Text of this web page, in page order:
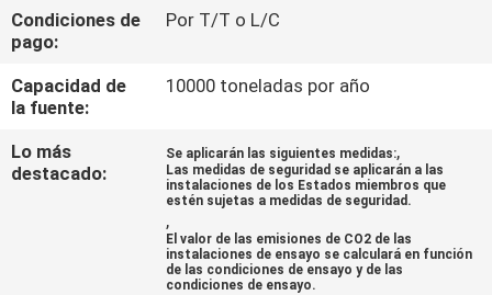
EN
CONTACTO
CON
NOTICIAS
Condiciones de
pago:
Por T/T o L/C
Capacidad de
la fuente:
10000 toneladas por año
Lo más
destacado:
Se aplicarán las siguientes medidas:,
Las medidas de seguridad se aplicarán a las
instalaciones de los Estados miembros que
estén sujetas a medidas de seguridad.
,
El valor de las emisiones de CO2 de las
instalaciones de ensayo se calculará en función
de las condiciones de ensayo y de las
condiciones de ensayo.